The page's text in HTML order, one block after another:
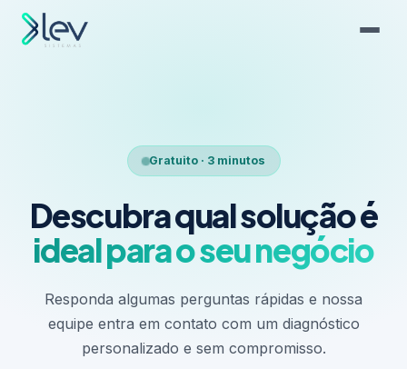
Gratuito · 3 minutos
Descubra qual solução é
ideal para o seu negócio
Responda algumas perguntas rápidas e nossa
equipe entra em contato com um diagnóstico
personalizado e sem compromisso.